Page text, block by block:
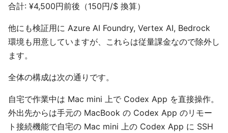
合計: ¥4,500円前後（150円/$ 換算）
他にも検証用に Azure AI Foundry, Vertex AI, Bedrock
環境も用意していますが、これらは従量課金なので除外し
ます。
全体の構成は次の通りです。
自宅で作業中は Mac mini 上で Codex App を直接操作。
外出先からは手元の MacBook の Codex App のリモー
ト接続機能で自宅の Mac mini 上の Codex App に SSH